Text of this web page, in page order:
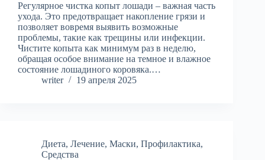
Регулярное чистка копыт лошади – важная часть
ухода. Это предотвращает накопление грязи и
позволяет вовремя выявить возможные
проблемы, такие как трещины или инфекции.
Чистите копыта как минимум раз в неделю,
обращая особое внимание на темное и влажное
состояние лошадиного коровяка.…
writer
19 апреля 2025
Диета, Лечение, Маски, Профилактика,
Средства